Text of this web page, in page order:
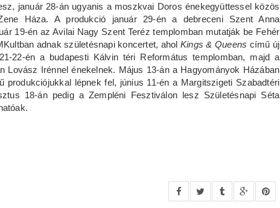
január 28-án ugyanis a moszkvai Doros énekegyüttessel közös
Háza. A produkció január 29-én a debreceni Szent Anna
19-én az Avilai Nagy Szent Teréz templomban mutatják be Fehér
adnak születésnapi koncertet, ahol Kings & Queens című új
22-én a budapesti Kálvin téri Református templomban, majd a
Lovász Irénnel énekelnek. Május 13-án a Hagyományok Házában
lépnek fel, június 11-én a Margitszigeti Szabadtéri
18-án pedig a Zempléni Fesztiválon lesz Születésnapi Séta